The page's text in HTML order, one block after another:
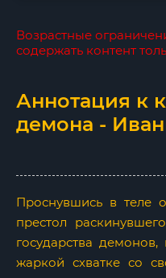
Возрастные
содержать контент
Аннотация к
демона -
Проснувшись в теле
престол
государства
жаркой схватке со